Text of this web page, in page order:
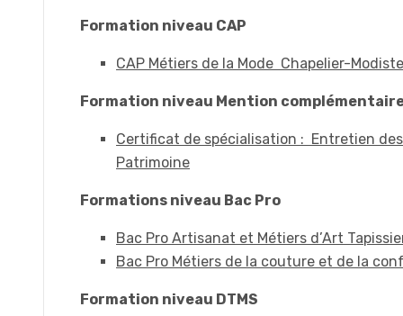
Formation niveau CAP
CAP Métiers de la Mode Chapelier-Modiste
Formation niveau Mention
Certificat de spécialisation : Entretien
Patrimoine
Formations niveau Bac Pro
Bac Pro Artisanat et Métiers d’Art
Bac Pro Métiers de la couture et de la
Formation niveau DTMS